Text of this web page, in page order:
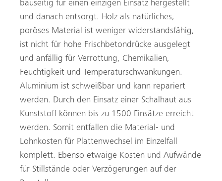
bauseitig für einen einzigen Einsatz hergestellt
und danach entsorgt. Holz als natürliches,
poröses Material ist weniger widerstandsfähig,
ist nicht für hohe Frischbetondrücke ausgelegt
und anfällig für Verrottung, Chemikalien,
Feuchtigkeit und Temperaturschwankungen.
Aluminium ist schweißbar und kann repariert
werden. Durch den Einsatz einer Schalhaut aus
Kunststoff können bis zu 1500 Einsätze erreicht
werden. Somit entfallen die Material- und
Lohnkosten für Plattenwechsel im Einzelfall
komplett. Ebenso etwaige Kosten und Aufwände
für Stillstände oder Verzögerungen auf der